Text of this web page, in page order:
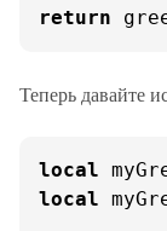
return
Теперь давайте
local
local